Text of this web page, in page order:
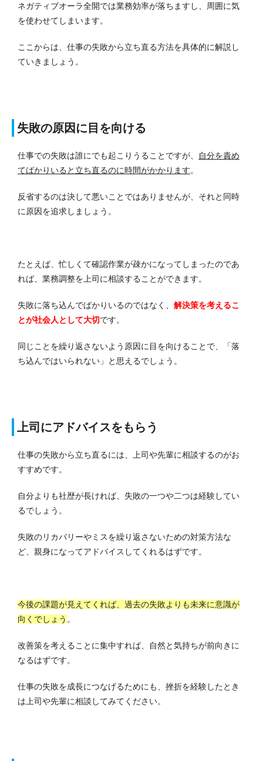
ネガティブオーラ全開では業務効率が落ちますし、周囲に気
を使わせてしまいます。
ここからは、仕事の失敗から立ち直る方法を具体的に解説し
ていきましょう。
失敗の原因に目を向ける
仕事での失敗は誰にでも起こりうることですが、
自分を責め
てばかりいると立ち直るのに時間がかかります。
反省するのは決して悪いことではありませんが、それと同時
に原因を追求しましょう。
たとえば、忙しくて確認作業が疎かになってしまったのであ
れば、業務調整を上司に相談することができます。
失敗に落ち込んでばかりいるのではなく、 解決策を考えるこ
とが社会人として大切です。
同じことを繰り返さないよう原因に目を向けることで、「落
ち込んではいられない」と思えるでしょう。
上司にアドバイスをもらう
仕事の失敗から立ち直るには、上司や先輩に相談するのがお
すすめです。
自分よりも社歴が長ければ、失敗の一つや二つは経験してい
るでしょう。
失敗のリカバリーやミスを繰り返さないための対策方法な
ど、親身になってアドバイスしてくれるはずです。
今後の課題が見えてくれば、過去の失敗よりも未来に意識が
向くでしょう 。
改善策を考えることに集中すれば、自然と気持ちが前向きに
なるはずです。
仕事の失敗を成長につなげるためにも、挫折を経験したとき
は上司や先輩に相談してみてください。